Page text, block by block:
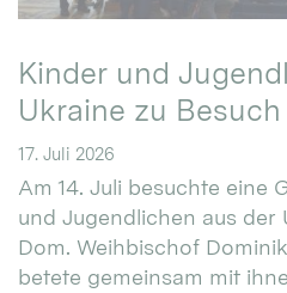
Kinder und
Ukraine zu
17. Juli 2026
Am 14. Juli besuchte eine
und Jugendlichen aus der
Dom. Weihbischof
betete gemeinsam mit